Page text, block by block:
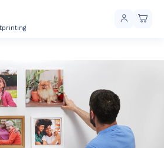
gratuite à partir de 40 € d'achat